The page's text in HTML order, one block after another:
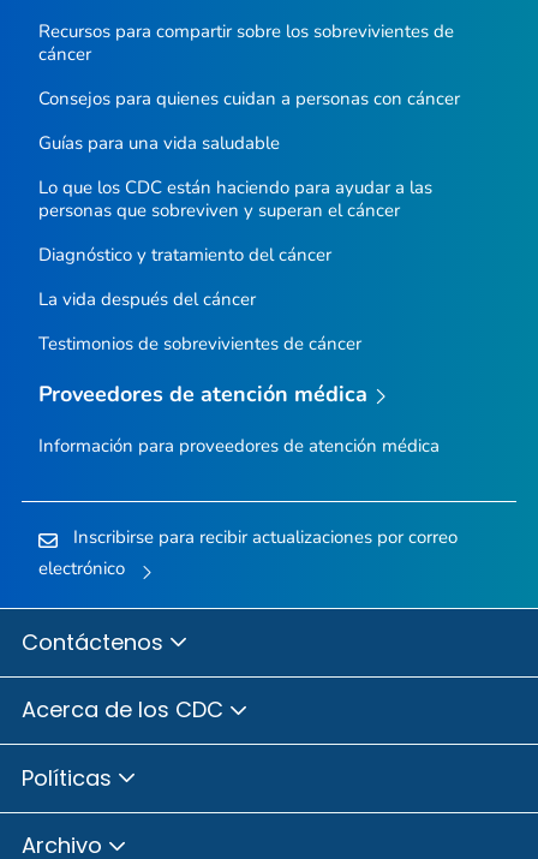
Recursos para compartir sobre los sobrevivientes de
cáncer
Consejos para quienes cuidan a personas con cáncer
Guías para una vida saludable
Lo que los CDC están haciendo para ayudar a las
personas que sobreviven y superan el cáncer
Diagnóstico y tratamiento del cáncer
La vida después del cáncer
Testimonios de sobrevivientes de cáncer
Proveedores de atención médica
Información para proveedores de atención médica
Inscribirse para recibir actualizaciones por correo
electrónico
Contáctenos
Acerca de los CDC
Políticas
Archivo